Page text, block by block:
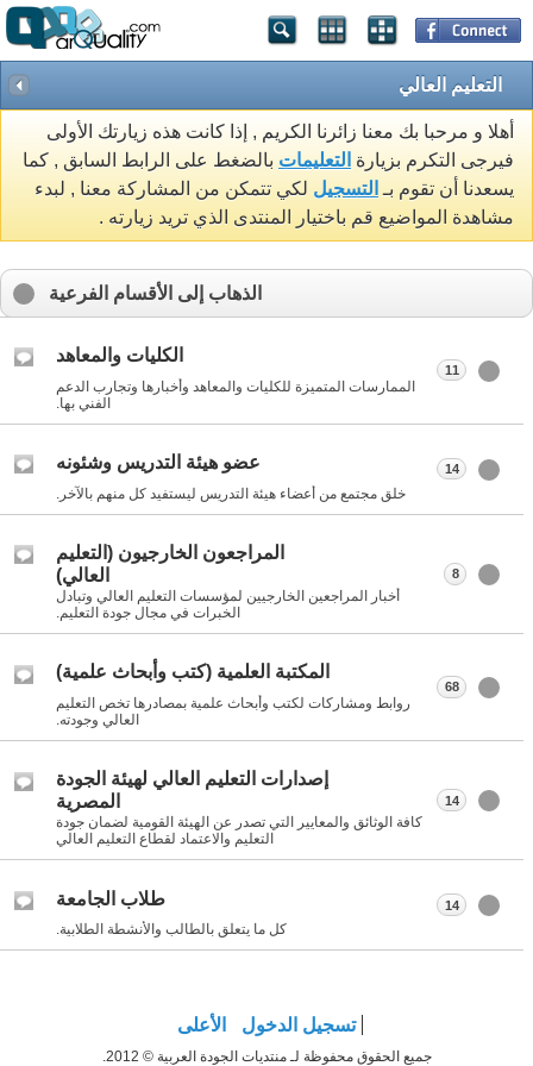
التعليم العالي
أهلا و مرحبا بك معنا زائرنا الكريم , إذا كانت هذه زيارتك الأولى
فيرجى التكرم بزيارة التعليمات بالضغط على الرابط السابق , كما
يسعدنا أن تقوم بـ التسجيل لكي تتمكن من المشاركة معنا , لبدء
مشاهدة المواضيع قم باختيار المنتدى الذي تريد زيارته .
الذهاب إلى الأقسام الفرعية
الكليات والمعاهد
الممارسات المتميزة للكليات والمعاهد وأخبارها وتجارب الدعم
الفني بها.
11
عضو هيئة التدريس وشئونه
خلق مجتمع من أعضاء هيئة التدريس ليستفيد كل منهم بالآخر.
14
المراجعون الخارجيون (التعليم
العالي)
أخبار المراجعين الخارجيين لمؤسسات التعليم العالي وتبادل
الخبرات في مجال جودة التعليم.
8
المكتبة العلمية (كتب وأبحاث علمية)
روابط ومشاركات لكتب وأبحاث علمية بمصادرها تخص التعليم
العالي وجودته.
68
إصدارات التعليم العالي لهيئة الجودة
المصرية
كافة الوثائق والمعايير التي تصدر عن الهيئة القومية لضمان جودة
التعليم والاعتماد لقطاع التعليم العالي
14
طلاب الجامعة
كل ما يتعلق بالطالب والأنشطة الطلابية.
14
تسجيل الدخول الأعلى
جميع الحقوق محفوظة لـ منتديات الجودة العربية © 2012.